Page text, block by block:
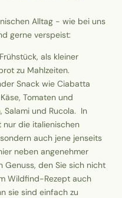
Alltag - wie bei uns
gerne verspeist:
als kleiner
zu Mahlzeiten.
Snack wie Ciabatta
Tomaten und
Salami und Rucola. In
nur die italienischen
auch jene jenseits
neben angenehmer
Genuss, den Sie sich nicht
Wildfind-Rezept auch
sie sind einfach zu